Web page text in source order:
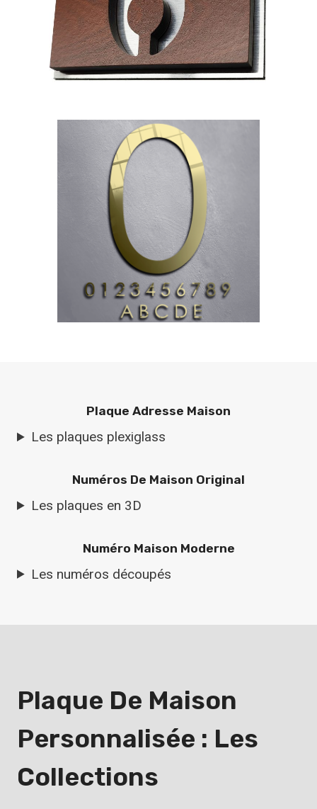
Plaque Adresse Maison
Les plaques plexiglass
Numéros De Maison Original
Les plaques en 3D
Numéro Maison Moderne
Les numéros découpés
Plaque De Maison
Personnalisée : Les
Collections